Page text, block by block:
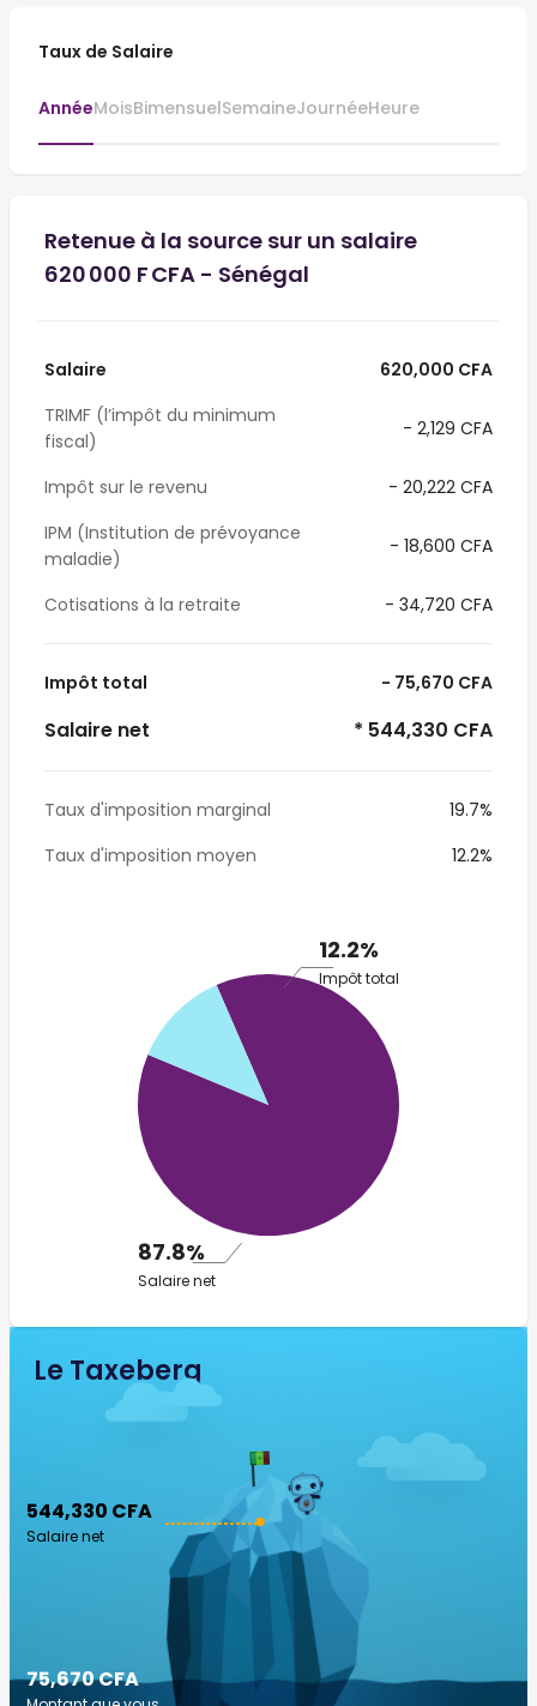
Taux de Salaire
AnnéeMoisBimensuelSemaineJournéeHeure
Retenue à la source sur un salaire
620 000 F CFA - Sénégal
Salaire
620,000 CFA
TRIMF (l’impôt du minimum
fiscal)
- 2,129 CFA
Impôt sur le revenu
- 20,222 CFA
IPM (Institution de prévoyance
maladie)
- 18,600 CFA
Cotisations à la retraite - 34,720 CFA
Impôt total - 75,670 CFA
Salaire net * 544,330 CFA
Taux d'imposition marginal
19.7%
Taux d'imposition moyen
12.2%
12.2%
Impôt total
87.8%
Salaire net
Le Taxeberg
544,330 CFA
Salaire net
75,670 CFA